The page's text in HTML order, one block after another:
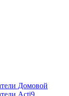
Домовой
Acti9